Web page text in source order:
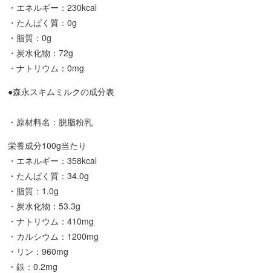
・エネルギー：230kcal
・たんぱく質：0g
・脂質：0g
・炭水化物：72g
・ナトリウム：0mg
●森永スキムミルクの成分表
・原材料名：脱脂粉乳
栄養成分100g当たり
・エネルギー：358kcal
・たんぱく質：34.0g
・脂質：1.0g
・炭水化物：53.3g
・ナトリウム：410mg
・カルシウム：1200mg
・リン：960mg
・鉄：0.2mg